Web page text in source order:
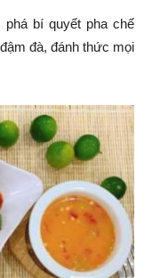
phá bí quyết pha chế
đà, đánh thức mọi